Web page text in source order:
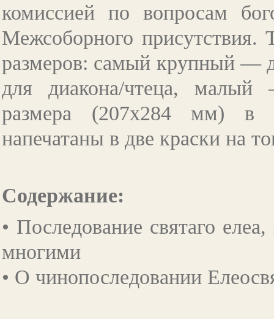
комиссией по вопросам
Межсоборного
размеров: самый крупный —
для диакона/чтеца,
размера (207х284 мм) в
напечатаны в две краски на
Содержание:
• Последование святаго
многими
• О чинопоследовании